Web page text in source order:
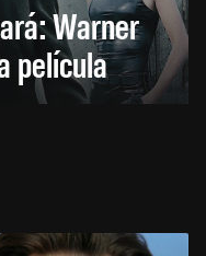
Warner
película